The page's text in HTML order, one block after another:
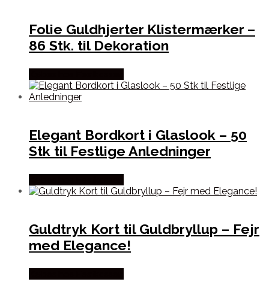
Folie Guldhjerter Klistermærker –
86 Stk. til Dekoration
Elegant Bordkort i Glaslook – 50
Stk til Festlige Anledninger
Guldtryk Kort til Guldbryllup – Fejr
med Elegance!